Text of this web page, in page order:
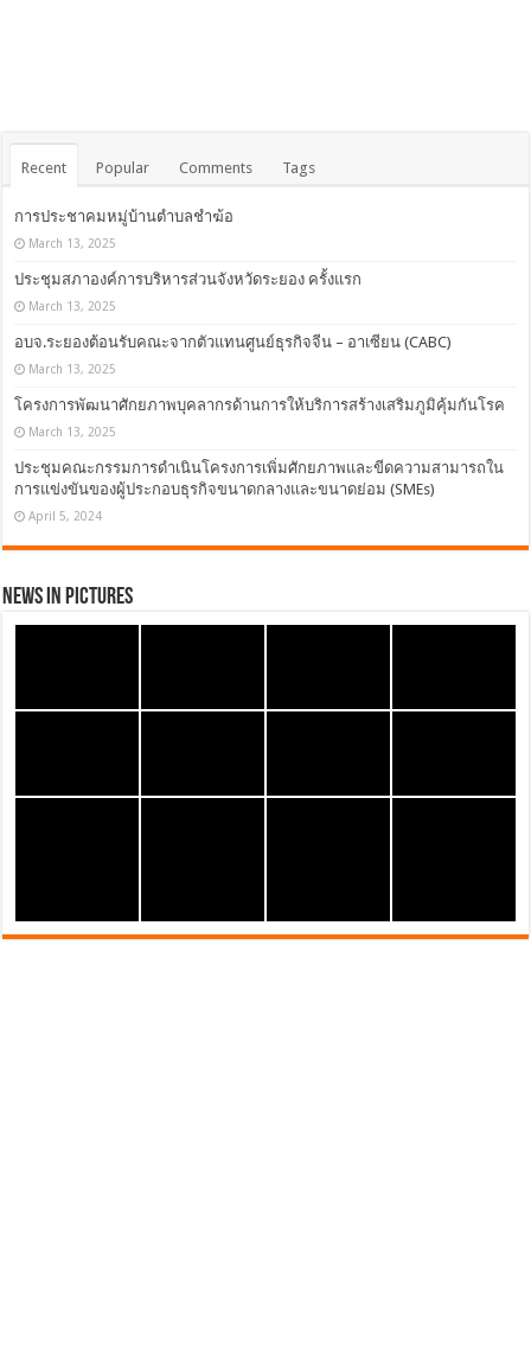
Recent Popular Comments Tags
การประชาคมหมู่บ้านตำบลชำฆ้อ
March 13, 2025
ประชุมสภาองค์การบริหารส่วนจังหวัดระยอง ครั้งแรก
March 13, 2025
อบจ.ระยองต้อนรับคณะจากตัวแทนศูนย์ธุรกิจจีน – อาเซียน (CABC)
March 13, 2025
โครงการพัฒนาศักยภาพบุคลากรด้านการให้บริการสร้างเสริมภูมิคุ้มกันโรค
March 13, 2025
ประชุมคณะกรรมการดำเนินโครงการเพิ่มศักยภาพและขีดความสามารถใน
การแข่งขันของผู้ประกอบธุรกิจขนาดกลางและขนาดย่อม (SMEs)
April 5, 2024
News in Pictures